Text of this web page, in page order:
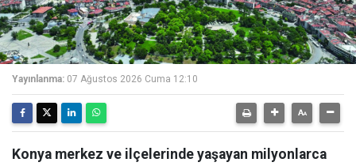
Yayınlanma: 07 Ağustos 2026 Cuma 12:10
Konya merkez ve ilçelerinde yaşayan milyonlarca